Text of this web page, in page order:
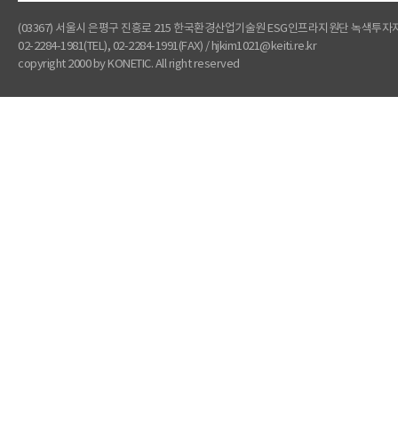
(03367) 서울시 은평구 진흥로 215 한국환경산업기술원 ESG인프라지원단 녹색투자
02-2284-1981(TEL), 02-2284-1991(FAX) / hjkim1021@keiti.re.kr
copyright 2000 by KONETIC. All right reserved